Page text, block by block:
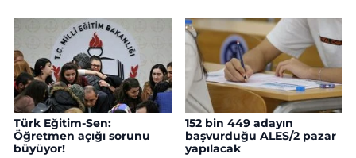
Türk Eğitim-Sen:
Öğretmen açığı sorunu
büyüyor!
152 bin 449 adayın
başvurduğu ALES/2 pazar
yapılacak